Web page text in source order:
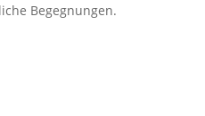
Begegnungen.